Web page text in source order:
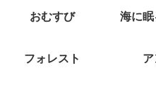
おむすび 海に
フォレスト